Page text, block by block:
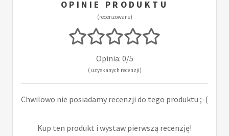
OPINIE PRODUKTU
(recenzowane)
Opinia: 0/5
( uzyskanych recenzji)
Chwilowo nie posiadamy recenzji do tego produktu ;-(
Kup ten produkt i wystaw pierwszą recenzję!